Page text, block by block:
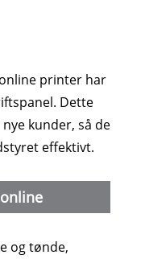
printer har
Dette
kunder, så de
effektivt.
og tønde,